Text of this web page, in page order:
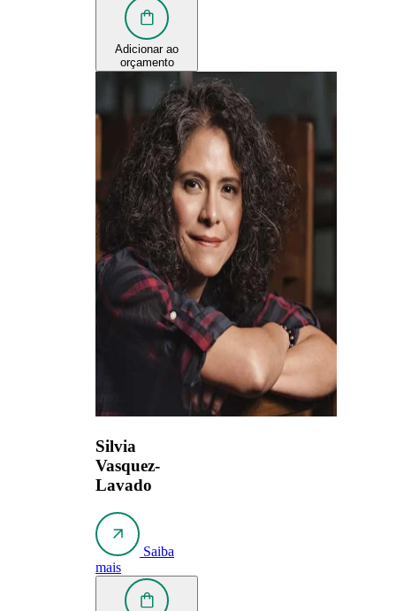
Adicionar ao
orçamento
Silvia
Vasquez-
Lavado
Saiba
mais